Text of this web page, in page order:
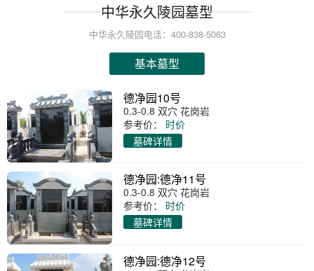
中华永久陵园墓型
中华永久陵园电话：400-838-5063
基本墓型
德净园10号
0.3-0.8 双穴 花岗岩
参考价：
时价
墓碑详情
德净园:德净11号
0.3-0.8 双穴 花岗岩
参考价：
时价
墓碑详情
德净园:德净12号